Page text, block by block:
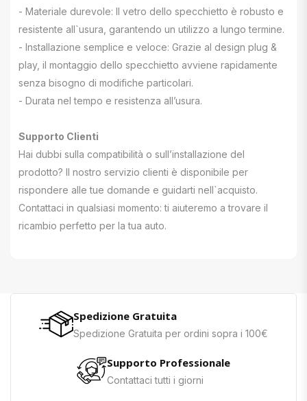
- Materiale durevole: Il vetro dello specchietto è robusto e
resistente all`usura, garantendo un utilizzo a lungo termine.
- Installazione semplice e veloce: Grazie al design plug &
play, il montaggio dello specchietto avviene rapidamente
senza bisogno di modifiche particolari.
- Durata nel tempo e resistenza all’usura.
Supporto Clienti
Hai dubbi sulla compatibilità o sull’installazione del
prodotto? Il nostro servizio clienti è disponibile per
rispondere alle tue domande e guidarti nell`acquisto.
Contattaci in qualsiasi momento: ti aiuteremo a trovare il
ricambio perfetto per la tua auto.
Spedizione Gratuita
Spedizione Gratuita per ordini sopra i 100€
Supporto Professionale
Contattaci tutti i giorni